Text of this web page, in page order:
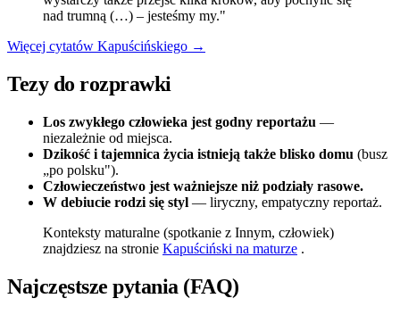
nad trumną (…) – jesteśmy my."
Więcej cytatów Kapuścińskiego →
Tezy do rozprawki
Los zwykłego człowieka jest godny reportażu —
niezależnie od miejsca.
Dzikość i tajemnica życia istnieją także blisko domu (busz
„po polsku").
Człowieczeństwo jest ważniejsze niż podziały rasowe.
W debiucie rodzi się styl — liryczny, empatyczny reportaż.
Konteksty maturalne (spotkanie z Innym, człowiek)
znajdziesz na stronie Kapuściński na maturze .
Najczęstsze pytania (FAQ)